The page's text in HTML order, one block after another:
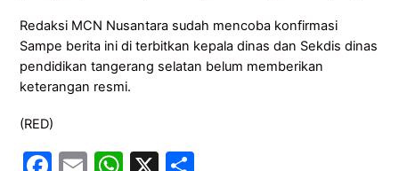
Redaksi MCN Nusantara sudah mencoba konfirmasi
Sampe berita ini di terbitkan kepala dinas dan Sekdis dinas
pendidikan tangerang selatan belum memberikan
keterangan resmi.
(RED)